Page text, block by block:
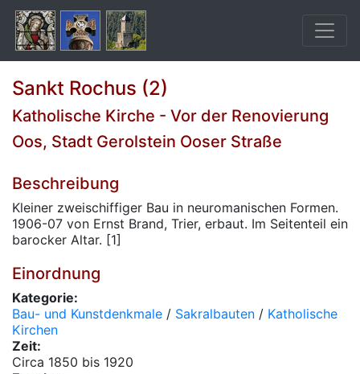
Sankt Rochus (2)
Katholische Kirche - Vor der Renovierung
Oos, Stadt Gerolstein Ooser Straße
Beschreibung
Kleiner zweischiffiger Bau in neuromanischen Formen.
1906-07 von Ernst Brand, Trier, erbaut. Im Seitenteil ein
barocker Altar. [1]
Einordnung
Kategorie:
Bau- und Kunstdenkmale / Sakralbauten / Katholische
Kirchen
Zeit:
Circa 1850 bis 1920